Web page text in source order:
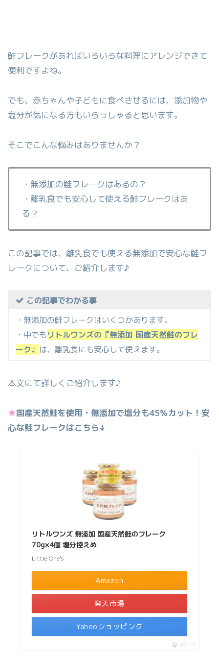
鮭フレークがあればいろいろな料理にアレンジできて
便利ですよね。
でも、赤ちゃんや子どもに食べさせるには、添加物や
塩分が気になる方もいらっしゃると思います。
そこでこんな悩みはありませんか？
・無添加の鮭フレークはあるの？
・離乳食でも安心して使える鮭フレークはあ
る？
この記事では、離乳食でも使える無添加で安心な鮭フ
レークについて、ご紹介します♪
この記事でわかる事
・無添加の鮭フレークはいくつかあります。
・中でも リトルワンズの『無添加 国産天然鮭のフレ
ーク』 は、離乳食にも安心して使えます。
本文にて詳しくご紹介します♪
★国産天然鮭を使用・無添加で塩分も45％カット！安
心な鮭フレークはこちら↓
リトルワンズ 無添加 国産天然鮭のフレーク
70g×4個 塩分控えめ
Little One's
Amazon
楽天市場
Yahooショッピング
ポチップ